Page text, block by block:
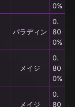
0%
パラディン
0.
80
0%
メイジ
0.
80
0%
メイジ
0.
80